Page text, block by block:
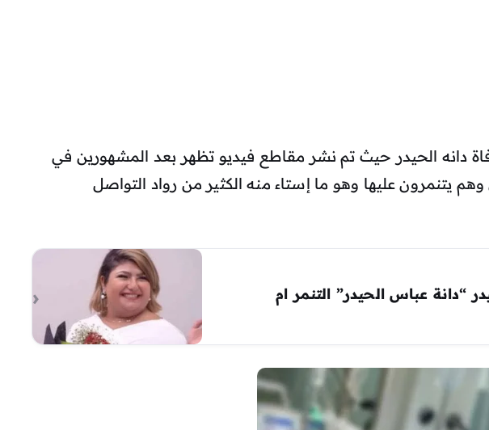
دانه الحيدر حيث تم نشر مقاطع فيديو تظهر بعد المشهورين في
يتنمرون عليها وهو ما إستاء منه الكثير من رواد التواصل
“دانة عباس الحيدر” التنمر ام